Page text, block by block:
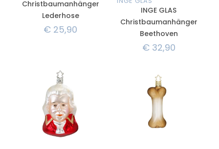
Christbaumanhänger
Lederhose
€ 25,90
INGE GLAS
Christbaumanhänger
Beethoven
€32,90